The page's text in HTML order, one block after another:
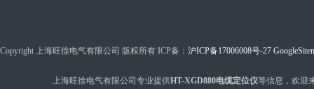
Copyright 上海旺徐电气有限公司 版权所有 ICP备： 沪ICP备17006008号-27
上海旺徐电气有限公司专业提供HT-XGD880电缆定位仪等信息，欢迎